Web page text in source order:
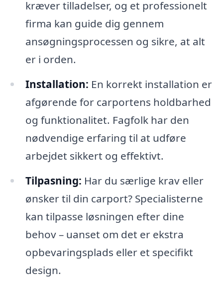
kræver tilladelser, og et professionelt
firma kan guide dig gennem
ansøgningsprocessen og sikre, at alt
er i orden.
Installation: En korrekt installation er
afgørende for carportens holdbarhed
og funktionalitet. Fagfolk har den
nødvendige erfaring til at udføre
arbejdet sikkert og effektivt.
Tilpasning: Har du særlige krav eller
ønsker til din carport? Specialisterne
kan tilpasse løsningen efter dine
behov – uanset om det er ekstra
opbevaringsplads eller et specifikt
design.